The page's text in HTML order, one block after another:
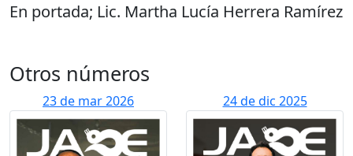
En portada; Lic. Martha Lucía Herrera Ramírez
Otros números
23 de mar 2026 24 de dic 2025